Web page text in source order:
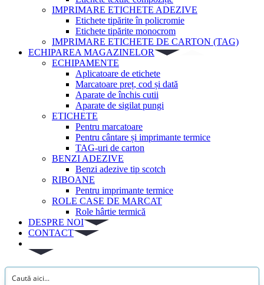
IMPRIMARE ETICHETE ADEZIVE
Etichete tipărite în policromie
Etichete tipărite monocrom
IMPRIMARE ETICHETE DE CARTON (TAG)
ECHIPAREA MAGAZINELOR
ECHIPAMENTE
Aplicatoare de etichete
Marcatoare preț, cod și dată
Aparate de închis cutii
Aparate de sigilat pungi
ETICHETE
Pentru marcatoare
Pentru cântare și imprimante termice
TAG-uri de carton
BENZI ADEZIVE
Benzi adezive tip scotch
RIBOANE
Pentru imprimante termice
ROLE CASE DE MARCAT
Role hârtie termică
DESPRE NOI
CONTACT